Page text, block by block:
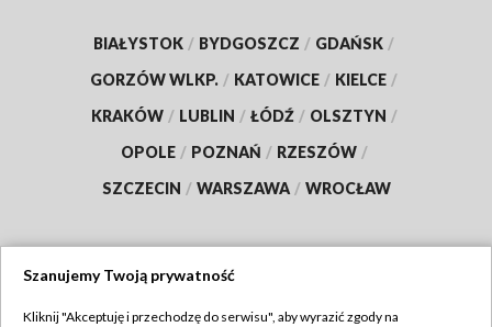
BIAŁYSTOK / BYDGOSZCZ / GDAŃSK /
GORZÓW WLKP. / KATOWICE / KIELCE /
KRAKÓW / LUBLIN / ŁÓDŹ / OLSZTYN /
OPOLE / POZNAŃ / RZESZÓW /
SZCZECIN / WARSZAWA / WROCŁAW
Szanujemy Twoją prywatność
Kliknij "Akceptuję i przechodzę do serwisu", aby wyrazić zgody na